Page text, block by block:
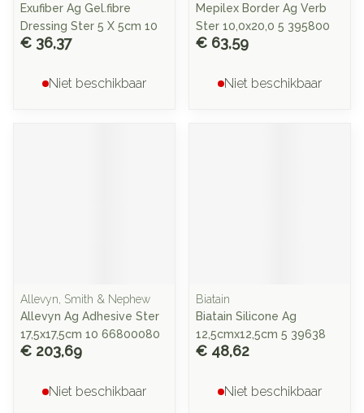
Exufiber Ag Gel.fibre
Dressing Ster 5 X 5cm 10
€ 36,37
Niet beschikbaar
Mepilex Border Ag Verb
Ster 10,0x20,0 5 395800
€ 63,59
Niet beschikbaar
Allevyn, Smith & Nephew
Allevyn Ag Adhesive Ster
17,5x17,5cm 10 66800080
€ 203,69
Niet beschikbaar
Biatain
Biatain Silicone Ag
12,5cmx12,5cm 5 39638
€ 48,62
Niet beschikbaar